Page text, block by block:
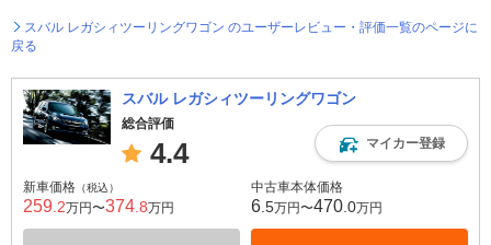
スバル レガシィツーリングワゴン のユーザーレビュー・評価一覧のページに
戻る
スバル レガシィツーリングワゴン
総合評価
4.4 マイカー登録
新車価格 （税込）
259 .2万円〜374 .8万円
中古車本体価格
6 .5万円〜470 .0万円